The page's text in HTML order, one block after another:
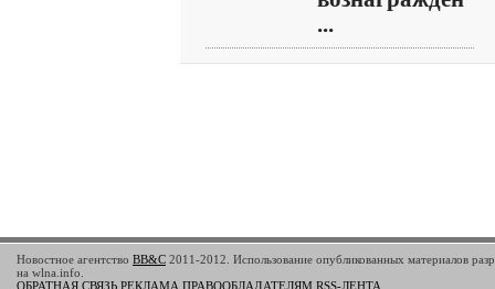
...
Новостное агентство BB&C 2011-2012. Использование опубликованных материалов
на wlna.info.
ОБРАТНАЯ СВЯЗЬ РЕКЛАМА ПРАВООБЛАДАТЕЛЯМ RSS-ЛЕНТА